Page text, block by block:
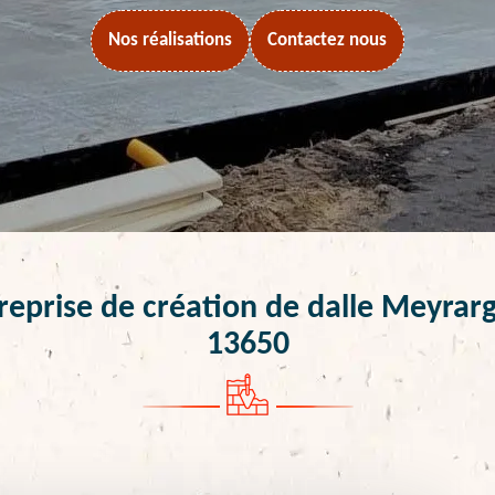
Nos réalisations Contactez nous
de création de dalle
13650